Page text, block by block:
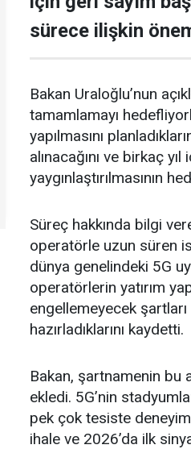
sürece ilişkin
Bakan Uraloğlu’nun
tamamlamayı
yapılmasını
alınacağını ve birkaç
yaygınlaştırılmasının
Süreç hakkında bilgi
operatörle uzun süren
dünya genelindeki 5G
operatörlerin yatırım
engellemeyecek
hazırladıklarını kaydetti.
Bakan, şartnamenin bu
ekledi. 5G’nin
pek çok tesiste
ihale ve 2026’da ilk